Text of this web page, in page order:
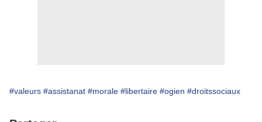
#valeurs #assistanat #morale #libertaire #ogien #droitssociaux